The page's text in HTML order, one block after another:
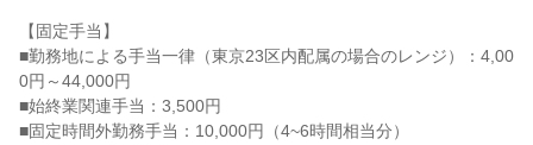
【固定手当】
■勤務地による手当一律（東京23区内配属の場合のレンジ）：4,00
0円～44,000円
■始終業関連手当：3,500円
■固定時間外勤務手当：10,000円（4~6時間相当分）